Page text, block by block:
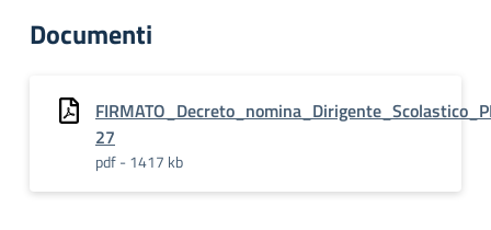
Documenti
27
pdf - 1417 kb